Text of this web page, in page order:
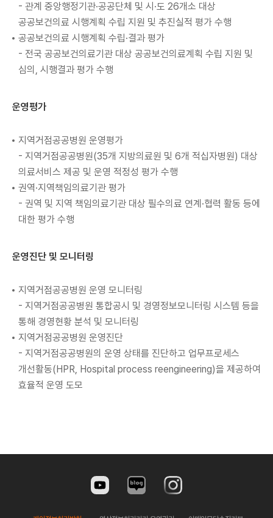
- 관계 중앙행정기관·공공단체 및 시·도 26개소 대상
공공보건의료 시행계획 수립 지원 및 추진실적 평가 수행
공공보건의료 시행계획 수립·결과 평가
- 전국 공공보건의료기관 대상 공공보건의료계획 수립 지원 및
심의, 시행결과 평가 수행
운영평가
지역거점공공병원 운영평가
- 지역거점공공병원(35개 지방의료원 및 6개 적십자병원) 대상
의료서비스 제공 및 운영 적정성 평가 수행
권역·지역책임의료기관 평가
- 권역 및 지역 책임의료기관 대상 필수의료 연계·협력 활동 등에
대한 평가 수행
운영진단 및 모니터링
지역거점공공병원 운영 모니터링
- 지역거점공공병원 통합공시 및 경영정보모니터링 시스템 등을
통해 경영현황 분석 및 모니터링
지역거점공공병원 운영진단
- 지역거점공공병원의 운영 상태를 진단하고 업무프로세스
개선활동(HPR, Hospital process reengineering)을 제공하여
효율적 운영 도모